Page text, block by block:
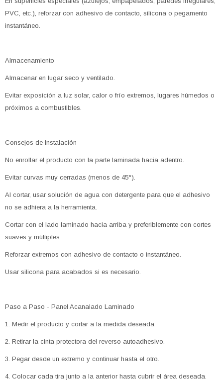
PVC, etc.), reforzar con adhesivo de contacto, silicona o pegamento
instantáneo.
Almacenamiento
Almacenar en lugar seco y ventilado.
Evitar exposición a luz solar, calor o frío extremos, lugares húmedos o
próximos a combustibles.
Consejos de Instalación
No enrollar el producto con la parte laminada hacia adentro.
Evitar curvas muy cerradas (menos de 45°).
Al cortar, usar solución de agua con detergente para que el adhesivo
no se adhiera a la herramienta.
Cortar con el lado laminado hacia arriba y preferiblemente con cortes
suaves y múltiples.
Reforzar extremos con adhesivo de contacto o instantáneo.
Usar silicona para acabados si es necesario.
Paso a Paso - Panel Acanalado Laminado
1. Medir el producto y cortar a la medida deseada.
2. Retirar la cinta protectora del reverso autoadhesivo.
3. Pegar desde un extremo y continuar hasta el otro.
4. Colocar cada tira junto a la anterior hasta cubrir el área deseada.